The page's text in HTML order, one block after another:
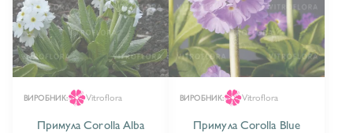
ВИРОБНИК: Vitroflora
Примула Corolla Alba
ВИРОБНИК: Vitroflora
Примула Corolla Blue